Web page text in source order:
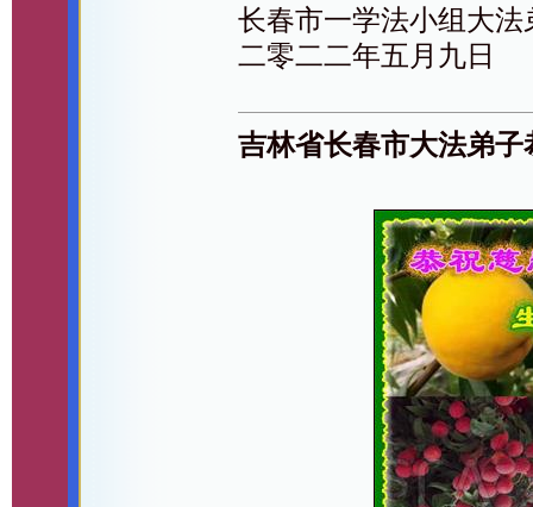
长春市一学法小组大法
二零二二年五月九日
吉林省长春市大法弟